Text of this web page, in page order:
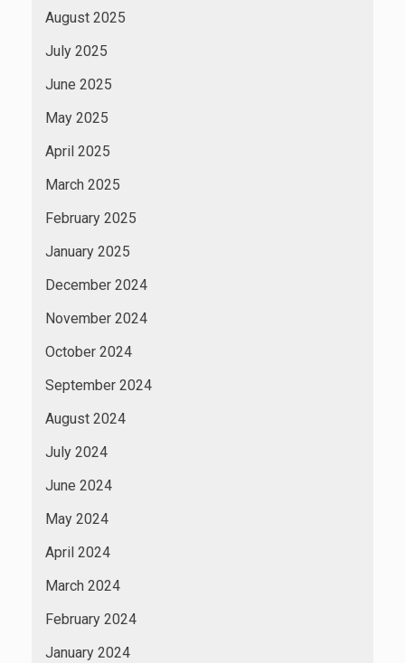
August 2025
July 2025
June 2025
May 2025
April 2025
March 2025
February 2025
January 2025
December 2024
November 2024
October 2024
September 2024
August 2024
July 2024
June 2024
May 2024
April 2024
March 2024
February 2024
January 2024